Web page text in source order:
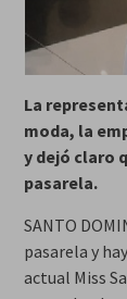
La
moda, la
y dejó claro
pasarela.
SANTO
pasarela y
actual Miss